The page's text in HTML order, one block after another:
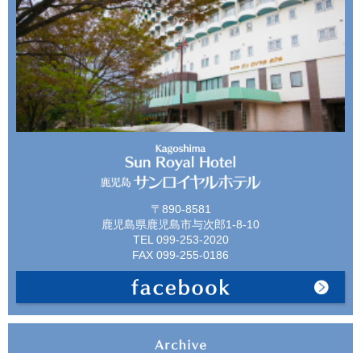
〒890-8581
鹿児島県鹿児島市与次郎1-8-10
TEL 099-253-2020
FAX 099-255-0186